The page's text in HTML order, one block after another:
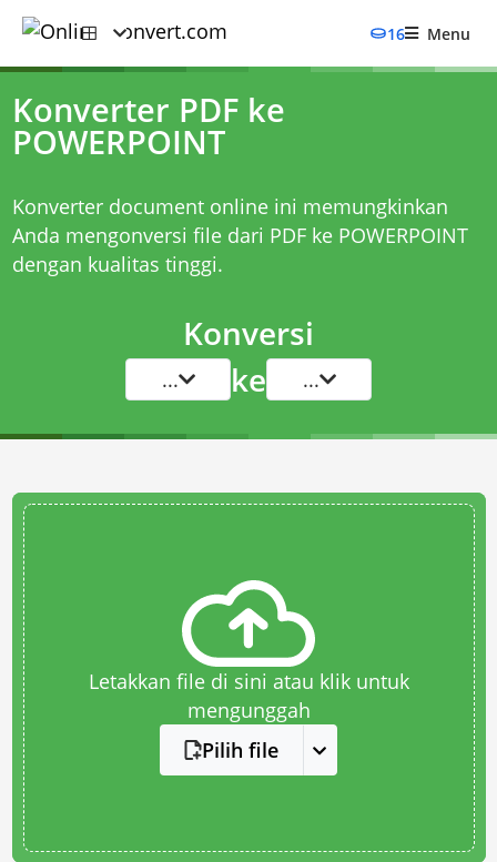
16 Menu
Konverter PDF ke
POWERPOINT
Konverter document online ini memungkinkan
Anda mengonversi file dari PDF ke POWERPOINT
dengan kualitas tinggi.
Konversi
... ke ...
Letakkan file di sini atau klik untuk
mengunggah
Pilih file